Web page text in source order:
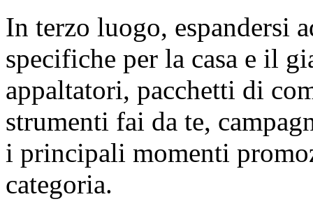
In terzo luogo, espandersi
specifiche per la casa e il
appaltatori, pacchetti di
strumenti fai da te,
i principali momenti
categoria.